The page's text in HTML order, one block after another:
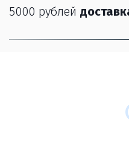
5000 рублей